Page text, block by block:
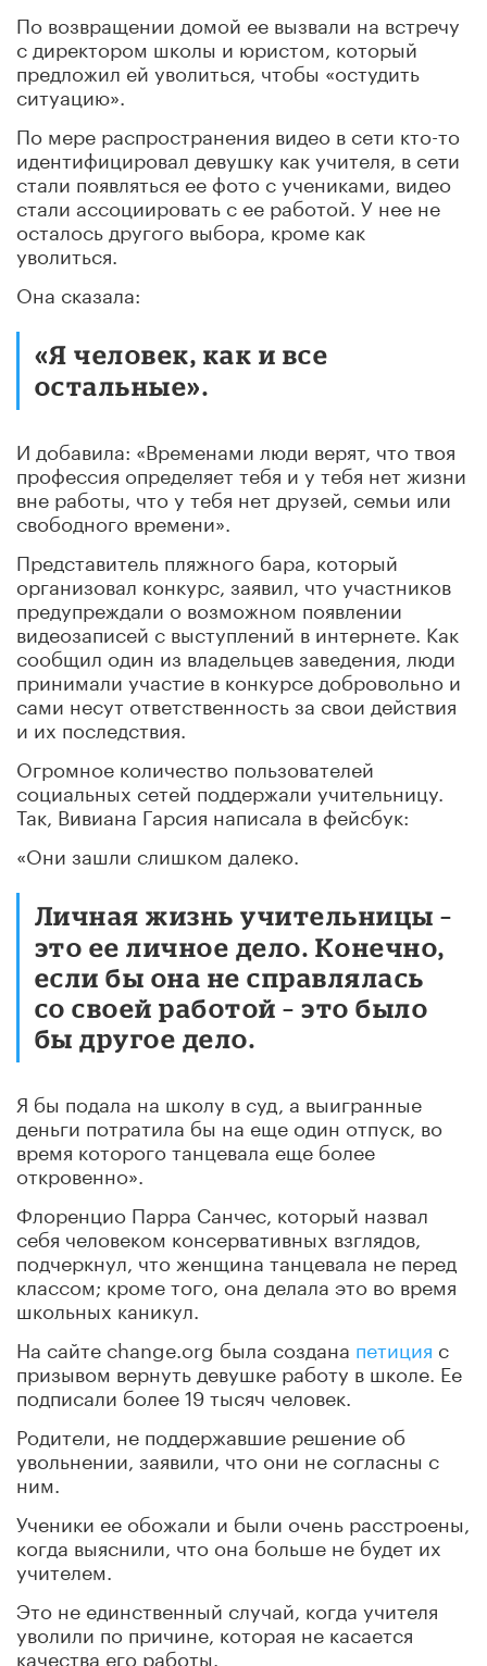
По возвращении домой ее вызвали на встречу
с директором школы и юристом, который
предложил ей уволиться, чтобы «остудить
ситуацию».
По мере распространения видео в сети кто-то
идентифицировал девушку как учителя, в сети
стали появляться ее фото с учениками, видео
стали ассоциировать с ее работой. У нее не
осталось другого выбора, кроме как
уволиться.
Она сказала:
«Я человек, как и все
остальные».
И добавила: «Временами люди верят, что твоя
профессия определяет тебя и у тебя нет жизни
вне работы, что у тебя нет друзей, семьи или
свободного времени».
Представитель пляжного бара, который
организовал конкурс, заявил, что участников
предупреждали о возможном появлении
видеозаписей с выступлений в интернете. Как
сообщил один из владельцев заведения, люди
принимали участие в конкурсе добровольно и
сами несут ответственность за свои действия
и их последствия.
Огромное количество пользователей
социальных сетей поддержали учительницу.
Так, Вивиана Гарсия написала в фейсбук:
«Они зашли слишком далеко.
Личная жизнь учительницы –
это ее личное дело. Конечно,
если бы она не справлялась
со своей работой – это было
бы другое дело.
Я бы подала на школу в суд, а выигранные
деньги потратила бы на еще один отпуск, во
время которого танцевала еще более
откровенно».
Флоренцио Парра Санчес, который назвал
себя человеком консервативных взглядов,
подчеркнул, что женщина танцевала не перед
классом; кроме того, она делала это во время
школьных каникул.
На сайте change.org была создана петиция с
призывом вернуть девушке работу в школе. Ее
подписали более 19 тысяч человек.
Родители, не поддержавшие решение об
увольнении, заявили, что они не согласны с
ним.
Ученики ее обожали и были очень расстроены,
когда выяснили, что она больше не будет их
учителем.
Это не единственный случай, когда учителя
уволили по причине, которая не касается
качества его работы.